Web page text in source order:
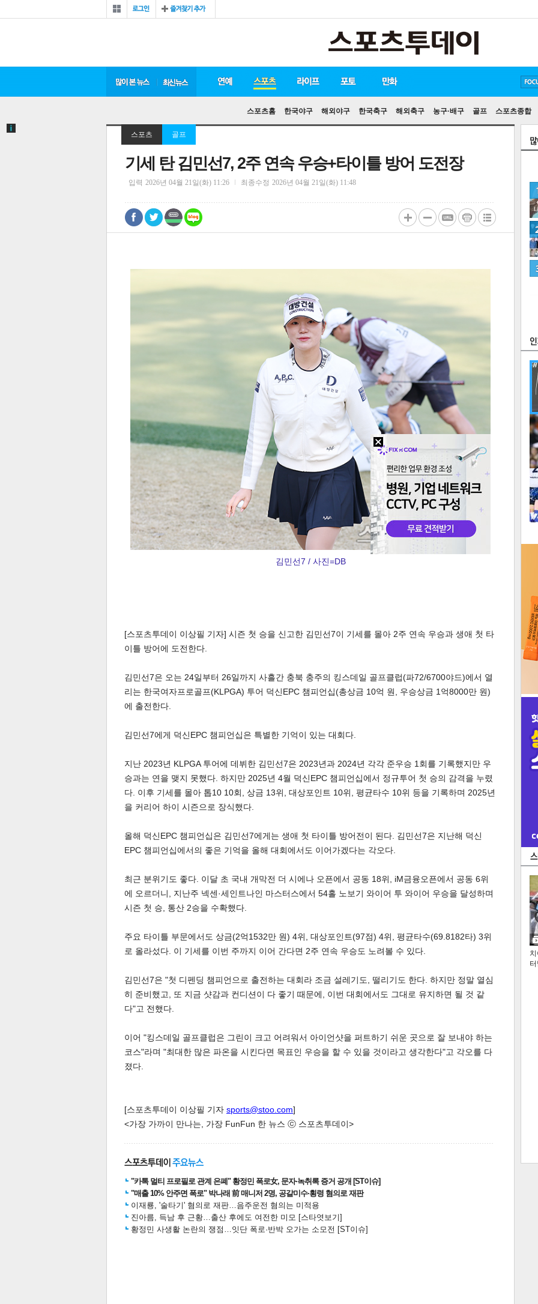
인
많이 본 뉴스 스포츠
스포츠홈 한국야구 해외야구 한국축구 해외축구 농구·배구 골프 스포츠종합
라이프 포토
만화
방탄소년단
손흥민
유아인
스포츠 골프
기세 탄 김민선7, 2주 연속 우승+타이틀 방어 도전장
입력 2026년 04월 21일(화) 11:26 최종수정 2026년 04월 21일(화) 11:48
페이
스북
트위
터 공
밴드
공유
네이
버블
댓글
달기
0
텍스 텍스 url 복 인쇄 목록
김민선7 / 사진=DB
[스포츠투데이 이상필 기자] 시즌 첫 승을 신고한 김민선7이 기세를 몰아 2주 연속 우승과 생애 첫 타
이틀 방어에 도전한다.
김민선7은 오는 24일부터 26일까지 사흘간 충북 충주의 킹스데일 골프클럽(파72/6700야드)에서 열
리는 한국여자프로골프(KLPGA) 투어 덕신EPC 챔피언십(총상금 10억 원, 우승상금 1억8000만 원)
에 출전한다.
김민선7에게 덕신EPC 챔피언십은 특별한 기억이 있는 대회다.
지난 2023년 KLPGA 투어에 데뷔한 김민선7은 2023년과 2024년 각각 준우승 1회를 기록했지만 우
승과는 연을 맺지 못했다. 하지만 2025년 4월 덕신EPC 챔피언십에서 정규투어 첫 승의 감격을 누렸
다. 이후 기세를 몰아 톱10 10회, 상금 13위, 대상포인트 10위, 평균타수 10위 등을 기록하며 2025년
을 커리어 하이 시즌으로 장식했다.
올해 덕신EPC 챔피언십은 김민선7에게는 생애 첫 타이틀 방어전이 된다. 김민선7은 지난해 덕신
EPC 챔피언십에서의 좋은 기억을 올해 대회에서도 이어가겠다는 각오다.
최근 분위기도 좋다. 이달 초 국내 개막전 더 시에나 오픈에서 공동 18위, iM금융오픈에서 공동 6위
에 오르더니, 지난주 넥센·세인트나인 마스터스에서 54홀 노보기 와이어 투 와이어 우승을 달성하며
시즌 첫 승, 통산 2승을 수확했다.
주요 타이틀 부문에서도 상금(2억1532만 원) 4위, 대상포인트(97점) 4위, 평균타수(69.8182타) 3위
로 올라섰다. 이 기세를 이번 주까지 이어 간다면 2주 연속 우승도 노려볼 수 있다.
김민선7은 "첫 디펜딩 챔피언으로 출전하는 대회라 조금 설레기도, 떨리기도 한다. 하지만 정말 열심
히 준비했고, 또 지금 샷감과 컨디션이 다 좋기 때문에, 이번 대회에서도 그대로 유지하면 될 것 같
다"고 전했다.
이어 "킹스데일 골프클럽은 그린이 크고 어려워서 아이언샷을 퍼트하기 쉬운 곳으로 잘 보내야 하는
코스"라며 "최대한 많은 파온을 시킨다면 목표인 우승을 할 수 있을 것이라고 생각한다"고 각오를 다
졌다.
[스포츠투데이 이상필 기자 sports@stoo.com]
<가장 가까이 만나는, 가장 FunFun 한 뉴스 ⓒ 스포츠투데이>
"카톡 멀티 프로필로 관계 은폐" 황정민 폭로女, 문자·녹취록 증거 공개 [ST이슈]
"매출 10% 안주면 폭로" 박나래 前 매니저 2명, 공갈미수·횡령 혐의로 재판
이재룡, '술타기' 혐의로 재판…음주운전 혐의는 미적용
진아름, 득남 후 근황…출산 후에도 여전한 미모 [스타엿보기]
황정민 사생활 논란의 쟁점…잇단 폭로·반박 오가는 소모전 [ST이슈]
연예
2